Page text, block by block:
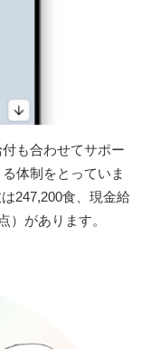
も合わせてサポー
体制をとっていま
247,200食、現金給
）があります。